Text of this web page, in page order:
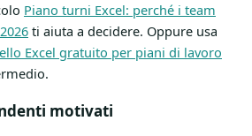
Piano turni Excel: perché i team
ti aiuta a decidere. Oppure usa
Excel gratuito per piani di lavoro
motivati